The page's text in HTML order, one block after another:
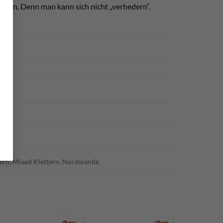
Denn man kann sich nicht „verhedern“.
Mixed Klettern, Nordwände